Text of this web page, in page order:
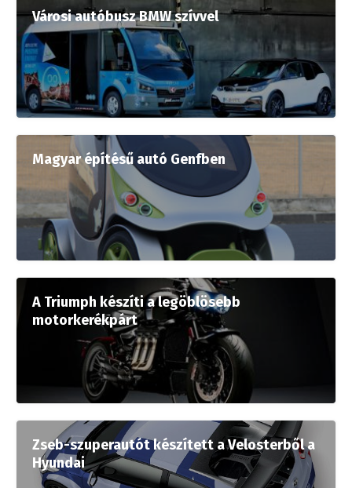
Városi autóbusz BMW szívvel
Magyar építésű autó Genfben
A Triumph készíti a legöblösebb
motorkerékpárt
Zseb-szuperautót készített a Velosterből a
Hyundai